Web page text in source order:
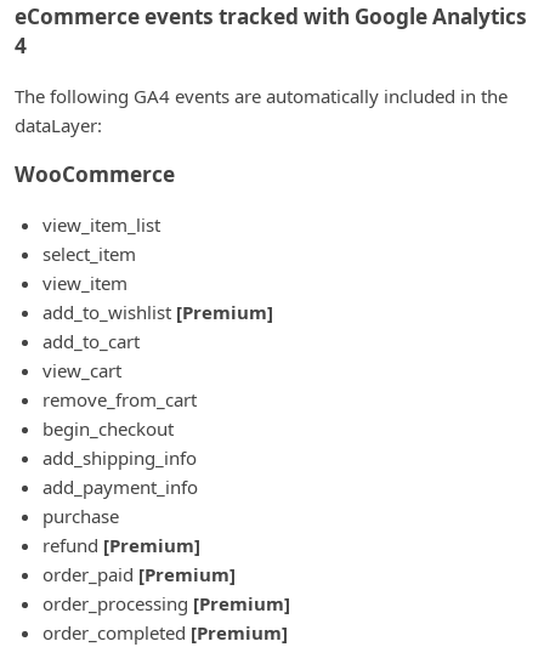
eCommerce events tracked with Google Analytics
4
The following GA4 events are automatically included in the
dataLayer:
WooCommerce
view_item_list
select_item
view_item
add_to_wishlist [Premium]
add_to_cart
view_cart
remove_from_cart
begin_checkout
add_shipping_info
add_payment_info
purchase
refund [Premium]
order_paid [Premium]
order_processing [Premium]
order_completed [Premium]